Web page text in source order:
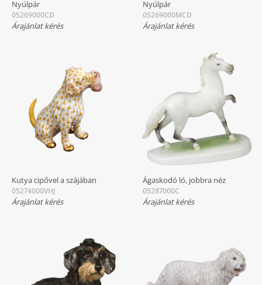
Nyúlpár
05269000CD
Árajánlat kérés
Nyúlpár
05269000MCD
Árajánlat kérés
Kutya cipővel a szájában
05274000VHJ
Árajánlat kérés
Ágaskodó ló, jobbra néz
05287000C
Árajánlat kérés